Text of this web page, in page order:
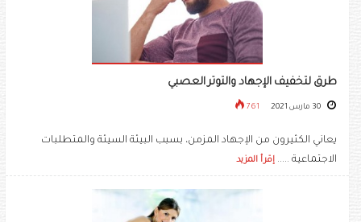
طرق لتخفيف الإجهاد والتوتر العصبي
761
يعاني الكثيرون من الإجهاد المزمن، بسبب البيئة السيئة والمتطلبات
الاجتماعية ..... إقرأ المزيد